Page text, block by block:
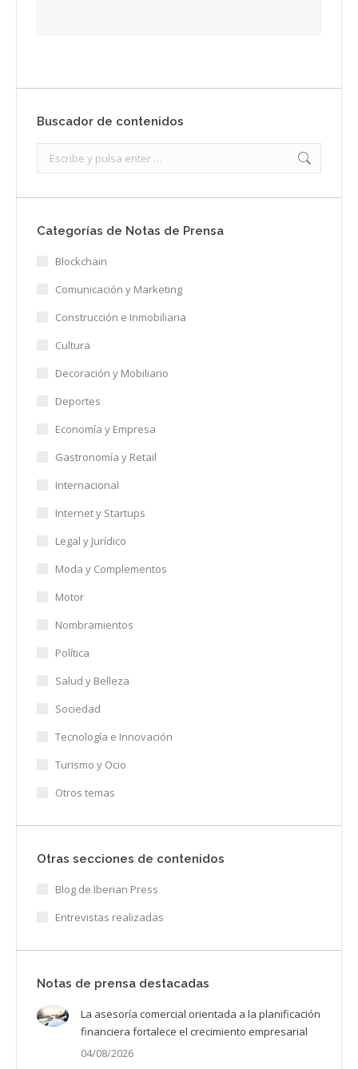
Buscador de contenidos
Categorías de Notas de Prensa
Blockchain
Comunicación y Marketing
Construcción e Inmobiliaria
Cultura
Decoración y Mobiliario
Deportes
Economía y Empresa
Gastronomía y Retail
Internacional
Internet y Startups
Legal y Jurídico
Moda y Complementos
Motor
Nombramientos
Política
Salud y Belleza
Sociedad
Tecnología e Innovación
Turismo y Ocio
Otros temas
Otras secciones de contenidos
Blog de Iberian Press
Entrevistas realizadas
Notas de prensa destacadas
La asesoría comercial orientada a la planificación
financiera fortalece el crecimiento empresarial
04/08/2026